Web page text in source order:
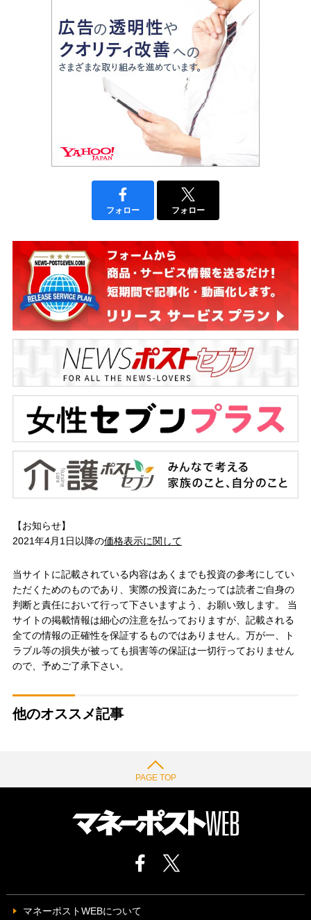
フォロー フォロー
【お知らせ】
2021年4月1日以降の価格表示に関して
当サイトに記載されている内容はあくまでも投資の参考にしてい
ただくためのものであり、実際の投資にあたっては読者ご自身の
判断と責任において行って下さいますよう、お願い致します。 当
サイトの掲載情報は細心の注意を払っておりますが、記載される
全ての情報の正確性を保証するものではありません。万が一、ト
ラブル等の損失が被っても損害等の保証は一切行っておりません
ので、予めご了承下さい。
他のオススメ記事
PAGE TOP
マネーポストWEBについて